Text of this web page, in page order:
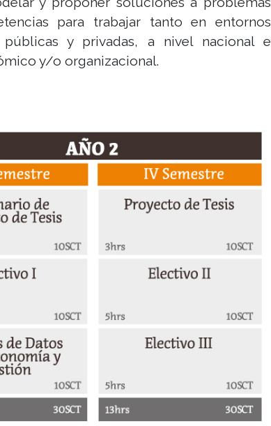
para trabajar tanto en entornos
y privadas, a nivel nacional e
y/o organizacional.